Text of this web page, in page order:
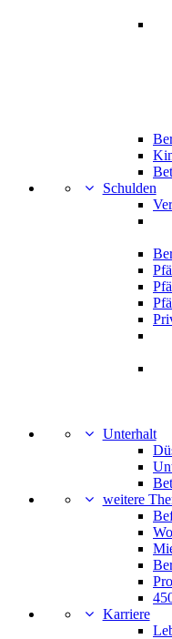
Schulden
Unterhalt
weitere
Karriere